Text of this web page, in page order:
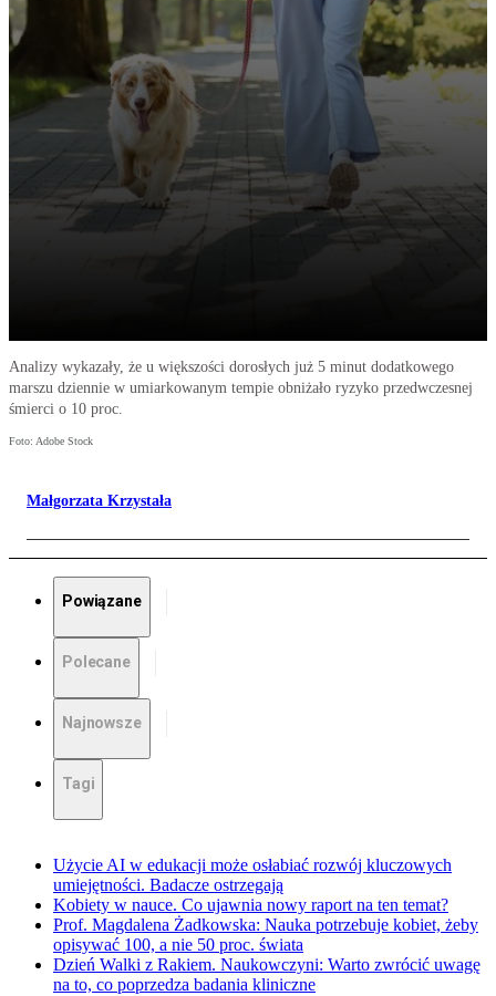
Analizy wykazały, że u większości dorosłych już 5 minut dodatkowego
marszu dziennie w umiarkowanym tempie obniżało ryzyko przedwczesnej
śmierci o 10 proc.
Foto: Adobe Stock
Małgorzata Krzystała
Powiązane
Polecane
Najnowsze
Tagi
Użycie AI w edukacji może osłabiać rozwój kluczowych
umiejętności. Badacze ostrzegają
Kobiety w nauce. Co ujawnia nowy raport na ten temat?
Prof. Magdalena Żadkowska: Nauka potrzebuje kobiet, żeby
opisywać 100, a nie 50 proc. świata
Dzień Walki z Rakiem. Naukowczyni: Warto zwrócić uwagę
na to, co poprzedza badania kliniczne